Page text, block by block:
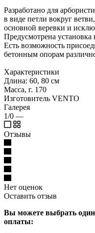
Разработано для
в виде петли вокруг
основной веревки и
Предусмотрена
Есть возможность
бетонным опорам
Характеристики
Длина: 60, 80 см
Масса, г. 170
Изготовитель VENTO
Галерея
1/0 —
Отзывы
Нет оценок
Оставить отзыв
Вы можете выбрать один
оплаты: